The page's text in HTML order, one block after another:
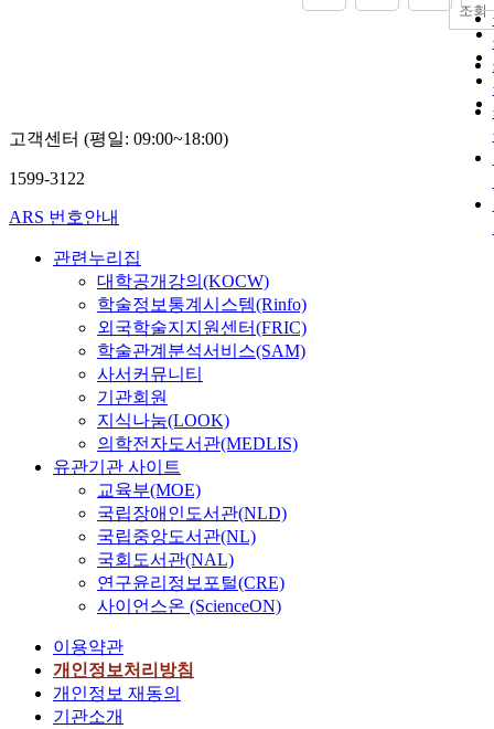
조회
고객센터 (평일: 09:00~18:00)
1599-3122
ARS 번호안내
관련누리집
대학공개강의(KOCW)
학술정보통계시스템(Rinfo)
외국학술지지원센터(FRIC)
학술관계분석서비스(SAM)
사서커뮤니티
기관회원
지식나눔(LOOK)
의학전자도서관(MEDLIS)
유관기관 사이트
교육부(MOE)
국립장애인도서관(NLD)
국립중앙도서관(NL)
국회도서관(NAL)
연구윤리정보포털(CRE)
사이언스온 (ScienceON)
이용약관
개인정보처리방침
개인정보 재동의
기관소개